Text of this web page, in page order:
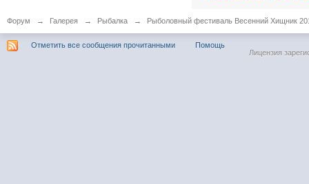
Форум → Галерея → Рыбалка → Рыболовный фестиваль Весенний Хищник
Отметить все сообщения прочитанными
Помощь
Лицензия